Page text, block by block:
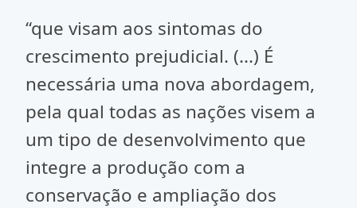
“que visam aos sintomas do
crescimento prejudicial. (...) É
necessária uma nova abordagem,
pela qual todas as nações visem a
um tipo de desenvolvimento que
integre a produção com a
conservação e ampliação dos